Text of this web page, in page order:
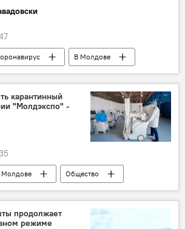
В Молдове
Аналитика
карантинный
"Молдэкспо" -
Молдове
Общество
продолжает
режиме